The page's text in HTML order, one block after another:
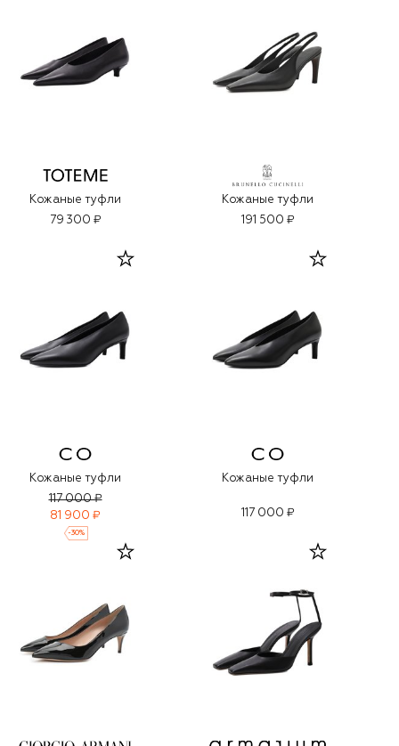
Кожаные туфли
79 300 ₽
Кожаные туфли
191 500 ₽
Кожаные туфли
117 000 ₽
81 900 ₽
-30%
Кожаные туфли
117 000 ₽